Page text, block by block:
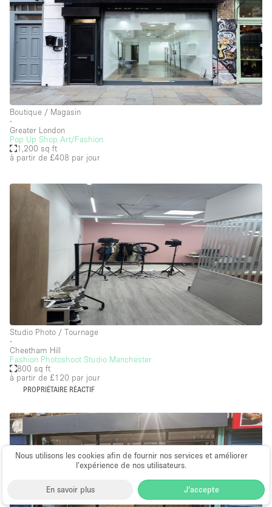
Nous utilisons les cookies afin de fournir nos services et améliorer
l’expérience de nos utilisateurs.
En savoir plus J'accepte
Boutique / Magasin
∙
Greater London
Pop Up Shop Art/Fashion
1,200 sq ft
à partir de £408 par jour
Studio Photo / Tournage
∙
Cheetham Hill
Fashion Photoshoot Studio Manchester
800 sq ft
à partir de £120 par jour
PROPRIÉTAIRE RÉACTIF